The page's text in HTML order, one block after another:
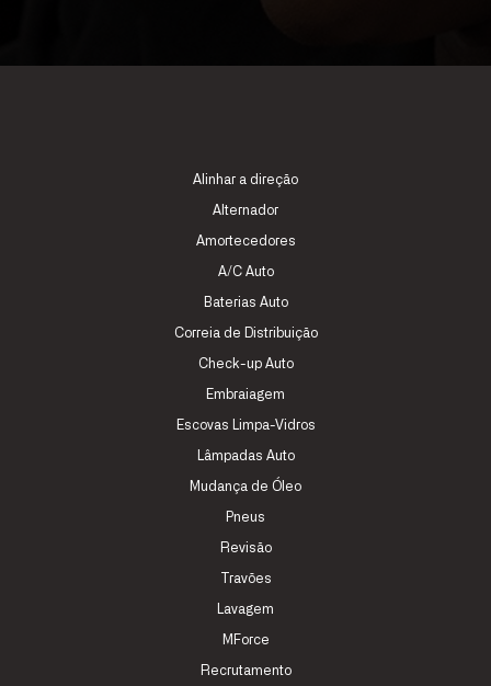
Alinhar a direção
Alternador
Amortecedores
A/C Auto
Baterias Auto
Correia de Distribuição
Check-up Auto
Embraiagem
Escovas Limpa-Vidros
Lâmpadas Auto
Mudança de Óleo
Pneus
Revisão
Travões
Lavagem
MForce
Recrutamento